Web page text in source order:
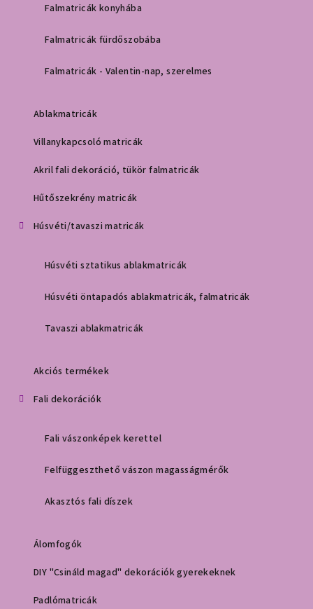
Falmatricák konyhába
Falmatricák fürdőszobába
Falmatricák - Valentin-nap, szerelmes
Ablakmatricák
Villanykapcsoló matricák
Akril fali dekoráció, tükör falmatricák
Hűtőszekrény matricák
Húsvéti/tavaszi matricák
Húsvéti sztatikus ablakmatricák
Húsvéti öntapadós ablakmatricák, falmatricák
Tavaszi ablakmatricák
Akciós termékek
Fali dekorációk
Fali vászonképek kerettel
Felfüggeszthető vászon magasságmérők
Akasztós fali díszek
Álomfogók
DIY "Csináld magad" dekorációk gyerekeknek
Padlómatricák